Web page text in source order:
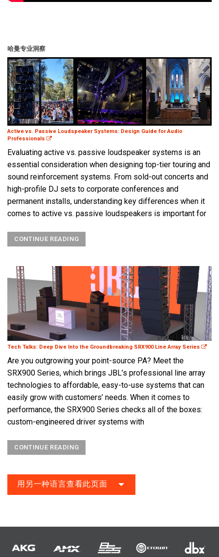
哈曼专业洞察
Active vs. Passive Loudspeaker Systems: Design Guide for Audio
Professionals
Evaluating active vs. passive loudspeaker systems is an
essential consideration when designing top-tier touring and
sound reinforcement systems. From sold-out concerts and
high-profile DJ sets to corporate conferences and
permanent installs, understanding key differences when it
comes to active vs. passive loudspeakers is important for
CONTINUE READING
Tech Talks: Deep Dive Into the Groundbreaking SRX900 Line Array Series
Are you outgrowing your point-source PA? Meet the
SRX900 Series, which brings JBL’s professional line array
technologies to affordable, easy-to-use systems that can
easily grow with customers’ needs. When it comes to
performance, the SRX900 Series checks all of the boxes:
custom-engineered driver systems with
CONTINUE READING
用另一种语言查看此页面